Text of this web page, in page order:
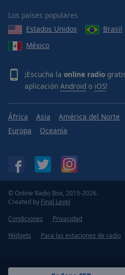
Los países populares
Estados Unidos
Brasil
México
¡Escucha la online radio
aplicación Android o iOS!
África Asia América del Norte
Europa
Oceanía
© Online Radio Box, 2015-2026.
Created by Final Level
Condiciones
Privacidad
Widgets
Para las estaciones de radio